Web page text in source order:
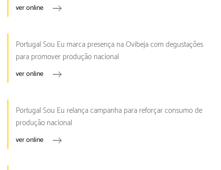
ver online
Portugal Sou Eu marca presença na Ovibeja com degustações
para promover produção nacional
ver online
Portugal Sou Eu relança campanha para reforçar consumo de
produção nacional
ver online